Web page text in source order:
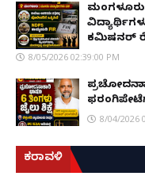
ಮಂಗಳೂರು:
ಕಮಿಷನರ್
8/05/2026 02:39:00 PM
8/04/2026
ಕರಾವಳಿ